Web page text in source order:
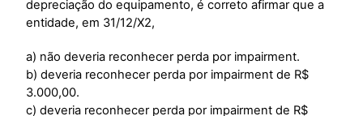
depreciação do equipamento, é correto afirmar que a
entidade, em 31/12/X2,
a) não deveria reconhecer perda por impairment.
b) deveria reconhecer perda por impairment de R$
3.000,00.
c) deveria reconhecer perda por impairment de R$